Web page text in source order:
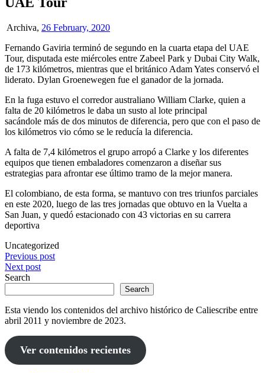
Archiva, 26 February, 2020
Fernando Gaviria terminó de segundo en la cuarta etapa del UAE
Tour, disputada este miércoles entre Zabeel Park y Dubai City Walk,
de 173 kilómetros, mientras que el británico Adam Yates conservó el
liderato. Dylan Groenewegen fue el ganador de la jornada.
En la fuga estuvo el corredor australiano William Clarke, quien a
falta de 20 kilómetros le daba un susto al lote principal
sacándole más de dos minutos de diferencia, pero que con el paso de
los kilómetros vio cómo se le reducía la diferencia.
A falta de 7,4 kilómetros el grupo arropó a Clarke y los diferentes
equipos que tienen embaladores comenzaron a diseñar sus
estrategias para afrontar ese último tramo de la mejor manera.
El colombiano, de esta forma, se mantuvo con tres triunfos parciales
en este 2020, luego de las tres jornadas que obtuvo en la Vuelta a
San Juan, y quedó estacionado con 43 victorias en su carrera
deportiva
Uncategorized
Post
navigation
Previous post
Next post
Search
Search
Esta viendo los contenidos del archivo histórico de Caliescribe entre
abril 2011 y noviembre de 2023.
Ver contenidos recientes